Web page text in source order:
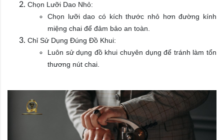
Chọn Lưỡi Dao Nhỏ:
Chọn lưỡi dao có kích thước nhỏ hơn đường kính
miệng chai để đảm bảo an toàn.
Chỉ Sử Dụng Đúng Đồ Khui:
Luôn sử dụng đồ khui chuyên dụng để tránh làm tổn
thương nút chai.